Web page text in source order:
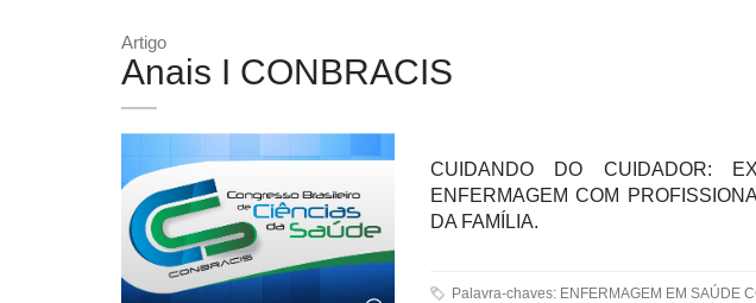
Artigo
Anais I CONBRACIS
CUIDANDO DO CUIDADOR:
ENFERMAGEM COM
DA FAMÍLIA.
Palavra-chaves: ENFERMAGEM EM SAÚDE